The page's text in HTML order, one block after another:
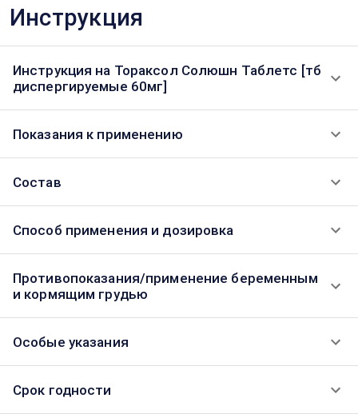
Инструкция
Инструкция на Тораксол Солюшн Таблетс [тб
диспергируемые 60мг]
Показания к применению
Состав
Способ применения и дозировка
Противопоказания/применение беременным
и кормящим грудью
Особые указания
Срок годности